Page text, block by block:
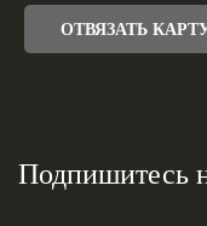
ОТВЯЗАТЬ
Подпишитесь